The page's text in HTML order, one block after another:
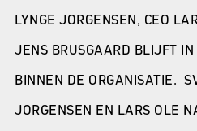
LYNGE JORGENSEN, CEO
JENS BRUSGAARD BLIJFT
BINNEN DE ORGANISATIE.
JORGENSEN EN LARS OLE